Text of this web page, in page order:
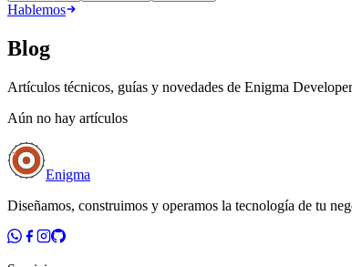
Hablemos
Blog
Artículos técnicos, guías y novedades de Enigma
Aún no hay artículos
Enigma
Diseñamos, construimos y operamos la tecnología de tu